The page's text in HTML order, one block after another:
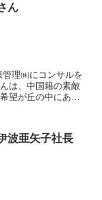
ん
理㈱にコンサルを
波亜矢子社長